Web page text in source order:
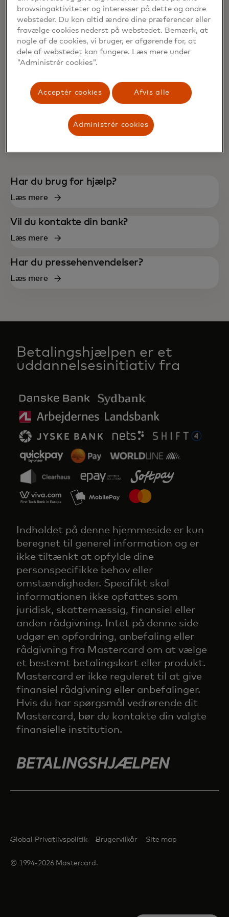
Har du brug for hjælp?‎
Læs mere
Vil du kontakte din bank?‎
Læs mere
Har du pressehenvendelser?‎
Læs mere
Betalingshjælpen er et
uddannelsesinitiativ fra
Indholdet på denne hjemmeside er kun
beregnet til generel information og er
ikke tiltænkt at opfylde dine
personspecifikke behov eller
omstændigheder. Specifikt skal
informationen ikke opfattes som
juridisk, skattemæssig, finansiel eller
anden rådgivning. Intet på denne side
udgør en opfordring, anbefaling eller
rådgivning fra Mastercard om at vælge
et bestemt betalingskort eller produkt.
Mastercard er ikke reguleret til at give
finansiel rådgivning eller anbefalinger.
Hvis du har spørgsmål vedrørende dit
Mastercard, bør du kontakte din valgte
finansielle institution.
© 1994-2026 Mastercard.
Global Privatlivspolitik Brugervilkår Site map
browsingaktiviteter og interesser på dette og andre
websteder. Du kan altid ændre dine præferencer eller
fravælge cookies nederst på webstedet. Bemærk, at
nogle af de cookies, vi bruger, er afgørende for, at
dele af webstedet kan fungere. Læs mere under
"Administrér cookies".
Acceptér cookies Afvis alle
Administrér cookies